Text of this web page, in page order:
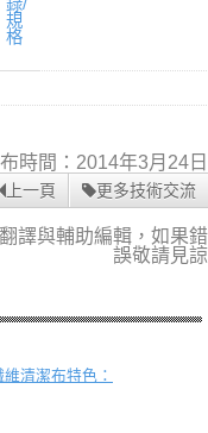
規
格
時間：2014年3月24日
上一頁 更多技術交流
譯與輔助編輯，如果錯
誤敬請見諒
清潔布特色：